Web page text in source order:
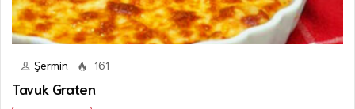
Şermin 161
Tavuk Graten